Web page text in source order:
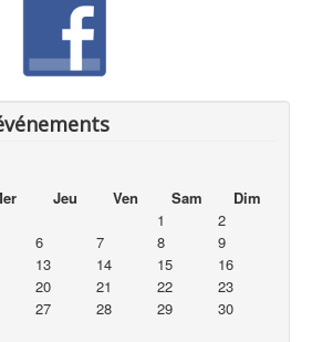
Jeu Ven Sam
Dim
1
2
6 7 8
9
13 14 15
16
20 21 22
23
27 28 29
30